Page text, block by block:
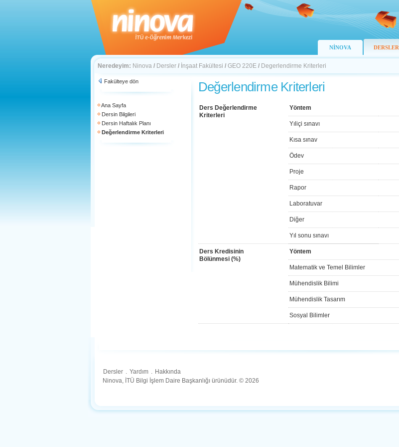
NİNOVA DERSLER
Neredeyim: Ninova / Dersler / İnşaat Fakültesi / GEO 220E / Degerlendirme Kriterleri
Fakülteye dön
Ana Sayfa
Dersin Bilgileri
Dersin Haftalık Planı
Değerlendirme Kriterleri
Değerlendirme Kriterleri
Ders Değerlendirme
Kriterleri
Yöntem
Yıliçi sınavı
Kısa sınav
Ödev
Proje
Rapor
Laboratuvar
Diğer
Yıl sonu sınavı
Ders Kredisinin
Bölünmesi (%)
Yöntem
Matematik ve Temel Bilimler
Mühendislik Bilimi
Mühendislik Tasarım
Sosyal Bilimler
Dersler . Yardım . Hakkında
Ninova, İTÜ Bilgi İşlem Daire Başkanlığı ürünüdür. © 2026